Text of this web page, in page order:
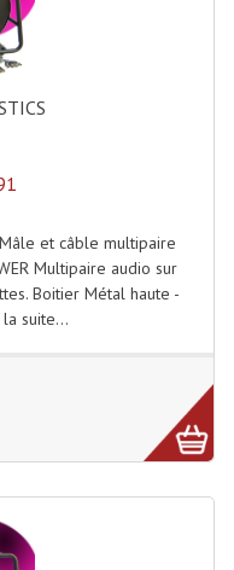
et câble multipaire
Multipaire audio sur
Boitier Métal haute -
suite...